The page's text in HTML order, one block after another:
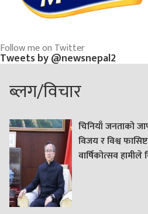
Follow me on Twitter
Tweets by @newsnepal2
ब्लग/विचार
चिनियाँ जनताको
विजय र विश्व
वार्षिकोत्सव